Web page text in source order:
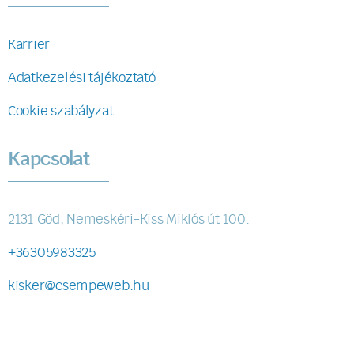
Karrier
Adatkezelési tájékoztató
Cookie szabályzat
Kapcsolat
2131 Göd, Nemeskéri-Kiss Miklós út 100.
+36305983325
kisker@csempeweb.hu